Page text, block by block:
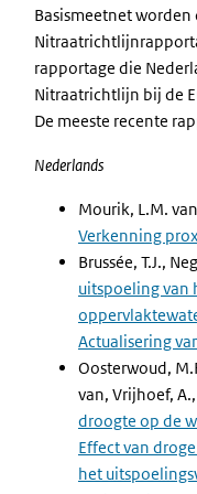
Basismeetnet
rapportage die
Nitraatrichtlijn bij de
De meeste recente
Nederlands
Mourik, L.M.
Verkenning
Brussée, T.J.,
uitspoeling van
Actualisering
Oosterwoud,
van, Vrijhoef,
droogte op de
Effect van
het